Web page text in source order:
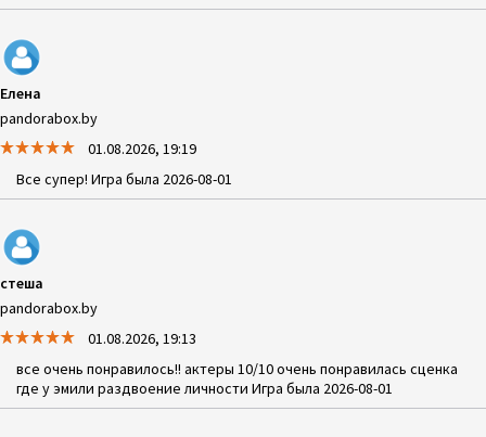
Елена
pandorabox.by
01.08.2026, 19:19
Все супер! Игра была 2026-08-01
стеша
pandorabox.by
01.08.2026, 19:13
все очень понравилось!! актеры 10/10 очень понравилась сценка
где у эмили раздвоение личности Игра была 2026-08-01